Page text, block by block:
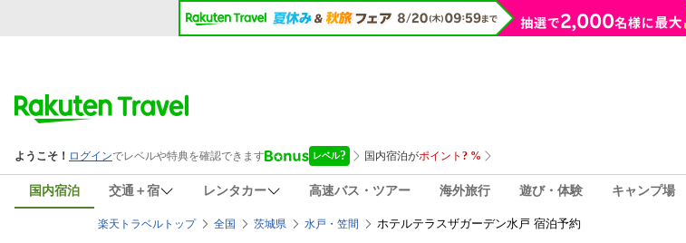
国内宿泊 交通＋宿 レンタカー 高速バス・ツアー 海外旅行 遊び・体験 キャンプ場
楽天トラベルトップ 全国 茨城県 水戸・笠間 ホテルテラスザガーデン水戸 宿泊予約